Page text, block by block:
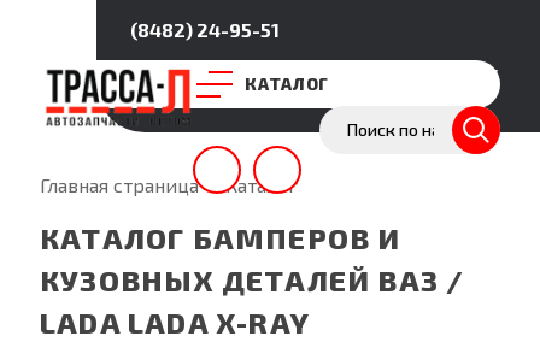
(8482) 24-95-51
Покупателям О нас
КАТАЛОГ
Главная страница—Каталог
КАТАЛОГ БАМПЕРОВ И
КУЗОВНЫХ ДЕТАЛЕЙ ВАЗ /
LADA LADA X-RAY